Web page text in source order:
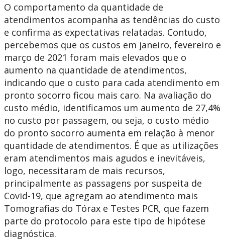
O comportamento da quantidade de
atendimentos acompanha as tendências do custo
e confirma as expectativas relatadas. Contudo,
percebemos que os custos em janeiro, fevereiro e
março de 2021 foram mais elevados que o
aumento na quantidade de atendimentos,
indicando que o custo para cada atendimento em
pronto socorro ficou mais caro. Na avaliação do
custo médio, identificamos um aumento de 27,4%
no custo por passagem, ou seja, o custo médio
do pronto socorro aumenta em relação à menor
quantidade de atendimentos. É que as utilizações
eram atendimentos mais agudos e inevitáveis,
logo, necessitaram de mais recursos,
principalmente as passagens por suspeita de
Covid-19, que agregam ao atendimento mais
Tomografias do Tórax e Testes PCR, que fazem
parte do protocolo para este tipo de hipótese
diagnóstica.